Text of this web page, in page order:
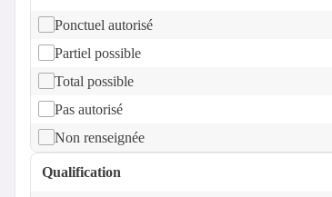
Ponctuel autorisé
Partiel possible
Total possible
Pas autorisé
Non renseignée
Qualification